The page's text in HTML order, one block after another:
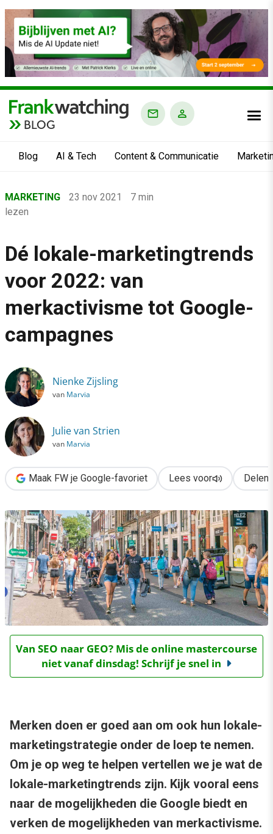
BLOG
Blog AI & Tech Content & Communicatie
›
Marketing
›
Dé lokale-marketingtrends voor 2022: van merkactivisme tot
MARKETING 23 nov 2021
7 min
lezen
Dé lokale-marketingtrends
voor 2022: van
merkactivisme tot Google-
campagnes
Nienke Zijsling
van Marvia
Julie van Strien
van Marvia
Maak FW je Google-favoriet Lees voor Delen
Van SEO naar GEO? Mis de online mastercourse
niet vanaf dinsdag! Schrijf je snel in
Merken doen er goed aan om ook hun lokale-
marketingstrategie onder de loep te nemen.
Om je op weg te helpen vertellen we je wat de
lokale-marketingtrends zijn. Kijk vooral eens
naar de mogelijkheden die Google biedt en
verken de mogelijkheden van merkactivisme.